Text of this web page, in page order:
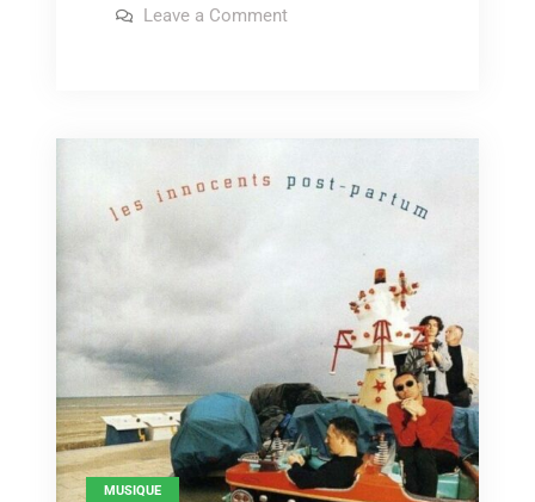
–
Leave a Commenton
MUSIQUE